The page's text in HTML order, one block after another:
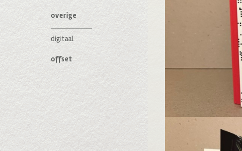
overige
digitaal
offset